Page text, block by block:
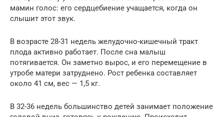
мамин голос: его сердцебиение учащается, когда он
слышит этот звук.
В возрасте 28-31 недель желудочно-кишечный тракт
плода активно работает. После сна малыш
потягивается. Он заметно вырос, и его перемещение в
утробе матери затруднено. Рост ребенка составляет
около 41 см, вес — 1,5 кг.
В 32-36 недель большинство детей занимает положение